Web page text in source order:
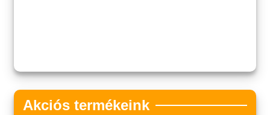
Akciós termékeink